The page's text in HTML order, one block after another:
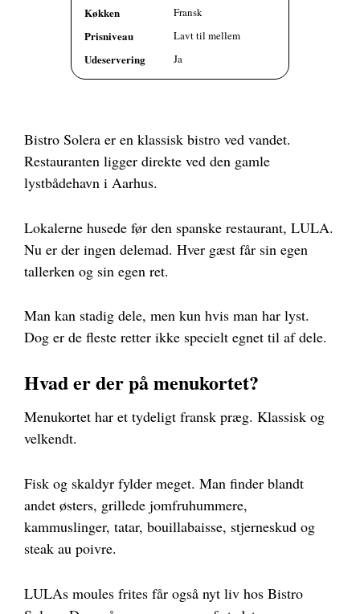
Køkken Fransk
Prisniveau Lavt til mellem
Udeservering Ja
Bistro Solera er en klassisk bistro ved vandet.
Restauranten ligger direkte ved den gamle
lystbådehavn i Aarhus.
Lokalerne husede før den spanske restaurant, LULA.
Nu er der ingen delemad. Hver gæst får sin egen
tallerken og sin egen ret.
Man kan stadig dele, men kun hvis man har lyst.
Dog er de fleste retter ikke specielt egnet til af dele.
Hvad er der på menukortet?
Menukortet har et tydeligt fransk præg. Klassisk og
velkendt.
Fisk og skaldyr fylder meget. Man finder blandt
andet østers, grillede jomfruhummere,
kammuslinger, tatar, bouillabaisse, stjerneskud og
steak au poivre.
LULAs moules frites får også nyt liv hos Bistro